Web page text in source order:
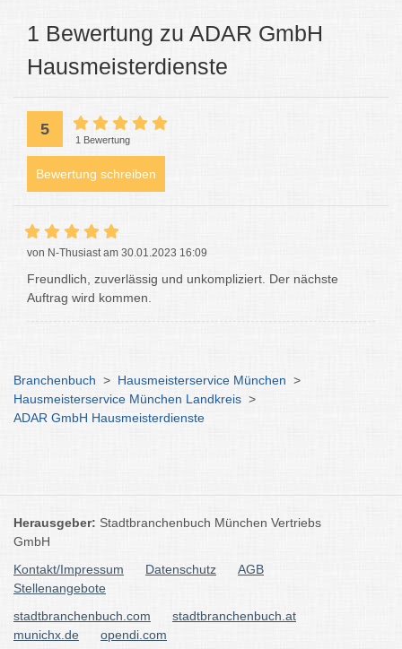
1 Bewertung zu ADAR GmbH
Hausmeisterdienste
5
1 Bewertung
Bewertung schreiben
von N-Thusiast am 30.01.2023 16:09
Freundlich, zuverlässig und unkompliziert. Der nächste
Auftrag wird kommen.
Branchenbuch > Hausmeisterservice München >
Hausmeisterservice München Landkreis >
ADAR GmbH Hausmeisterdienste
Herausgeber: Stadtbranchenbuch München Vertriebs
GmbH
Kontakt/Impressum
Datenschutz
AGB
Stellenangebote
stadtbranchenbuch.com
stadtbranchenbuch.at
munichx.de
opendi.com